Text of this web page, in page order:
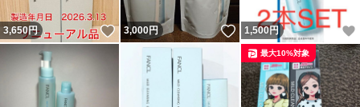
3,650円 いいね！
3,000円 いいね！
1,500円
最大10%対象